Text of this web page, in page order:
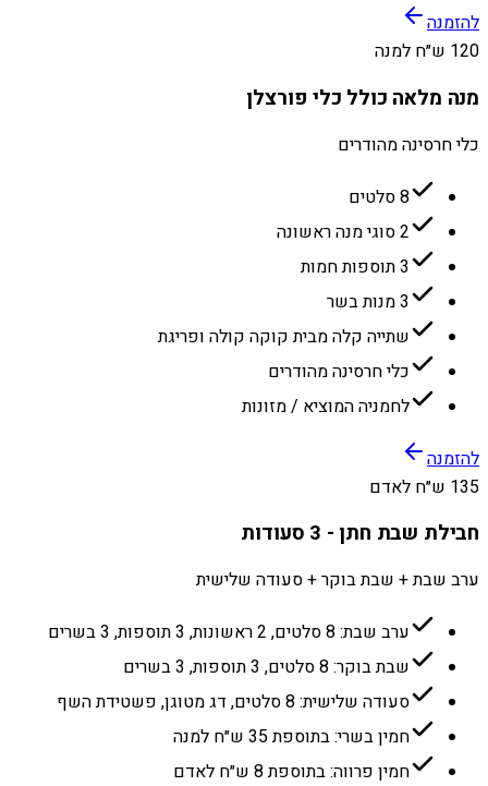
להזמנה
120 ש״ח למנה
מנה מלאה כולל כלי פורצלן
כלי חרסינה מהודרים
8 סלטים
2 סוגי מנה ראשונה
3 תוספות חמות
3 מנות בשר
שתייה קלה מבית קוקה קולה ופריגת
כלי חרסינה מהודרים
לחמניה המוציא / מזונות
להזמנה
135 ש״ח לאדם
חבילת שבת חתן - 3 סעודות
ערב שבת + שבת בוקר + סעודה שלישית
ערב שבת: 8 סלטים, 2 ראשונות, 3 תוספות, 3 בשרים
שבת בוקר: 8 סלטים, 3 תוספות, 3 בשרים
סעודה שלישית: 8 סלטים, דג מטוגן, פשטידת השף
חמין בשרי: בתוספת 35 ש״ח למנה
חמין פרווה: בתוספת 8 ש״ח לאדם